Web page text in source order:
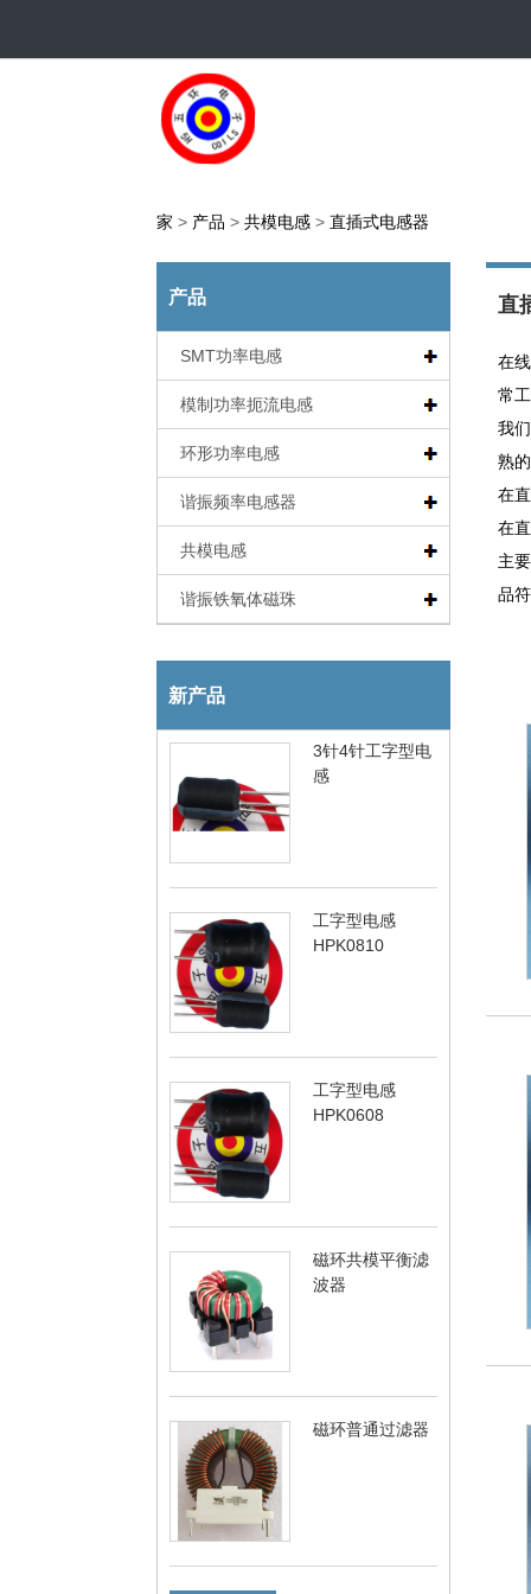
家 > 产品 > 共模电感 > 直插式电感器
产品
SMT功率电感
模制功率扼流电感
环形功率电感
谐振频率电感器
共模电感
谐振铁氧体磁珠
新产品
3针4针工字型电
感
工字型电感
HPK0810
工字型电感
HPK0608
磁环共模平衡滤
波器
磁环普通过滤器
直
在
常
我
熟
在
在
主
品